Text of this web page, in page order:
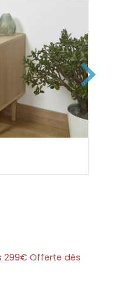
299€ Offerte dès